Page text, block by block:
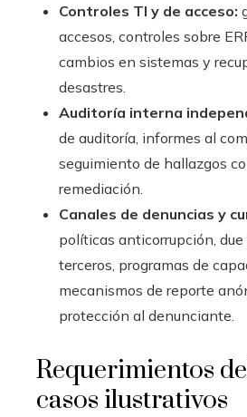
Controles TI y de acceso:
accesos, controles sobre
cambios en sistemas y
desastres.
Auditoría interna
de auditoría, informes al
seguimiento de hallazgos
remediación.
Canales de denuncias y
políticas anticorrupción,
terceros, programas de
mecanismos de reporte
protección al denunciante.
Requerimientos
casos ilustrativos